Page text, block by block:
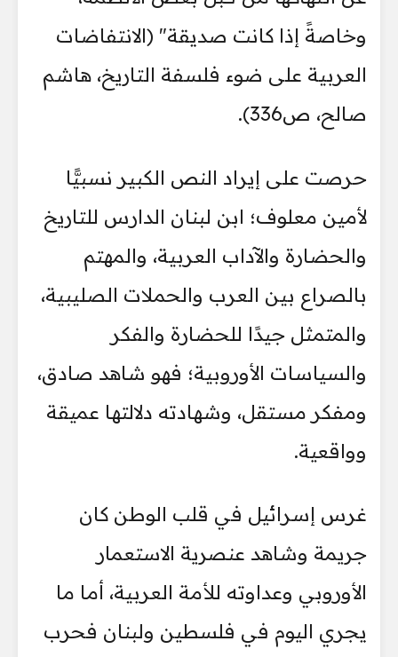
وخاصةً إذا كانت صديقة" (الانتفاضات
العربية على ضوء فلسفة التاريخ، هاشم
صالح، ص336).
حرصت على إيراد النص الكبير نسبيًّا
لأمين معلوف؛ ابن لبنان الدارس للتاريخ
والحضارة والآداب العربية، والمهتم
بالصراع بين العرب والحملات الصليبية،
والمتمثل جيدًا للحضارة والفكر
والسياسات الأوروبية؛ فهو شاهد صادق،
ومفكر مستقل، وشهادته دلالتها عميقة
وواقعية.
غرس إسرائيل في قلب الوطن كان
جريمة وشاهد عنصرية الاستعمار
الأوروبي وعداوته للأمة العربية، أما ما
يجري اليوم في فلسطين ولبنان فحرب